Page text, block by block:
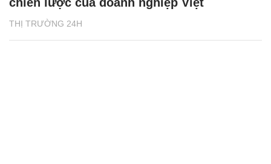
THỊ TRƯỜNG 24H